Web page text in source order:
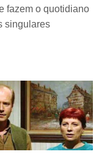
fazem o quotidiano
singulares